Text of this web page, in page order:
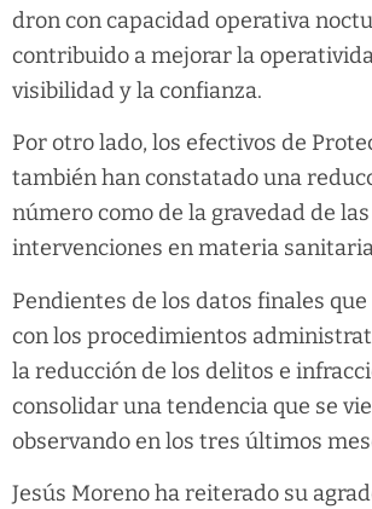
dron con capacidad operativa
contribuido a mejorar la
visibilidad y la confianza.
Por otro lado, los efectivos de
también han constatado una
número como de la gravedad de las
intervenciones en materia
Pendientes de los datos finales
con los procedimientos
la reducción de los delitos e
consolidar una tendencia que se
observando en los tres últimos
Jesús Moreno ha reiterado su